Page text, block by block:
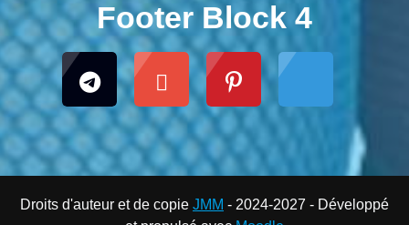
Footer Block 4
Droits d'auteur et de copie JMM - 2024-2027 - Développé